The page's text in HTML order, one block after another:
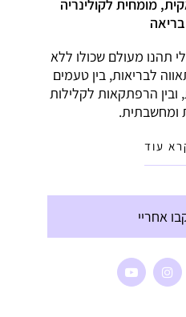
מומחית לקולינריה
בריאה
תהנו מעולם שכולו ללא
לבריאות, בין טעמים
הרפתקאות לקלילות
ומחשבתית.
עוד
אחריי